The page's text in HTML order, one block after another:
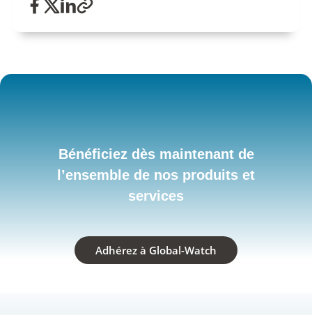
Bénéficiez dès maintenant de
l’ensemble de nos produits et
services
Adhérez à Global-Watch